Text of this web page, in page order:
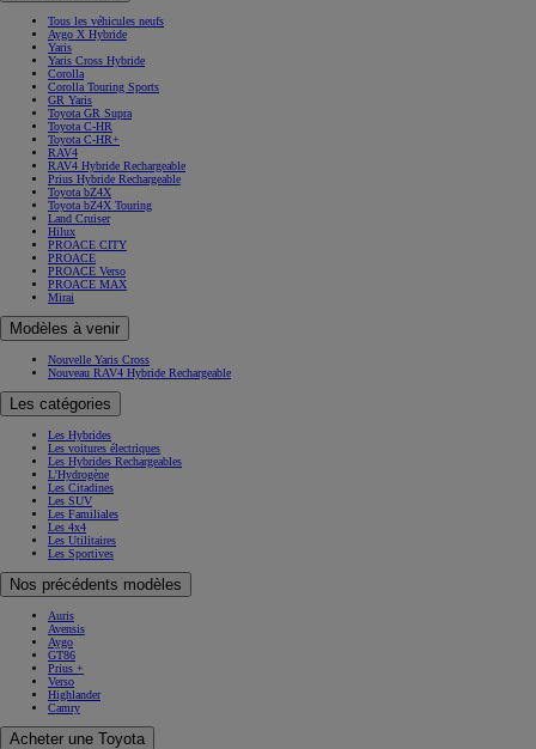
Tous les véhicules neufs
Aygo X Hybride
Yaris
Yaris Cross Hybride
Corolla
Corolla Touring Sports
GR Yaris
Toyota GR Supra
Toyota C-HR
Toyota C-HR+
RAV4
RAV4 Hybride Rechargeable
Prius Hybride Rechargeable
Toyota bZ4X
Toyota bZ4X Touring
Land Cruiser
Hilux
PROACE CITY
PROACE
PROACE Verso
PROACE MAX
Mirai
Modèles à venir
Nouvelle Yaris Cross
Nouveau RAV4 Hybride Rechargeable
Les catégories
Les Hybrides
Les voitures électriques
Les Hybrides Rechargeables
L'Hydrogène
Les Citadines
Les SUV
Les Familiales
Les 4x4
Les Utilitaires
Les Sportives
Nos précédents modèles
Auris
Avensis
Aygo
GT86
Prius +
Verso
Highlander
Camry
Acheter une Toyota